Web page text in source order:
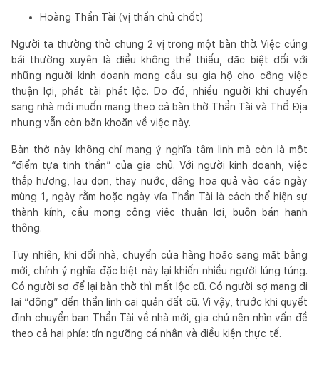
Hoàng Thần Tài (vị thần chủ chốt)
Người ta thường thờ chung 2 vị trong một bàn thờ. Việc cúng
bái thường xuyên là điều không thể thiếu, đặc biệt đối với
những người kinh doanh mong cầu sự gia hộ cho công việc
thuận lợi, phát tài phát lộc. Do đó, nhiều người khi chuyển
sang nhà mới muốn mang theo cả bàn thờ Thần Tài và Thổ Địa
nhưng vẫn còn băn khoăn về việc này.
Bàn thờ này không chỉ mang ý nghĩa tâm linh mà còn là một
“điểm tựa tinh thần” của gia chủ. Với người kinh doanh, việc
thắp hương, lau dọn, thay nước, dâng hoa quả vào các ngày
mùng 1, ngày rằm hoặc ngày vía Thần Tài là cách thể hiện sự
thành kính, cầu mong công việc thuận lợi, buôn bán hanh
thông.
Tuy nhiên, khi đổi nhà, chuyển cửa hàng hoặc sang mặt bằng
mới, chính ý nghĩa đặc biệt này lại khiến nhiều người lúng túng.
Có người sợ để lại bàn thờ thì mất lộc cũ. Có người sợ mang đi
lại “động” đến thần linh cai quản đất cũ. Vì vậy, trước khi quyết
định chuyển ban Thần Tài về nhà mới, gia chủ nên nhìn vấn đề
theo cả hai phía: tín ngưỡng cá nhân và điều kiện thực tế.